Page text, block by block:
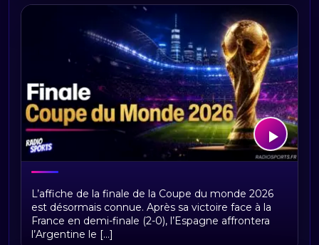
Finale Coupe du Monde 2026 :
Espagne - Argentine
L’affiche de la finale de la Coupe du monde 2026
est désormais connue. Après sa victoire face à la
France en demi-finale (2-0), l’Espagne affrontera
l’Argentine le [...]